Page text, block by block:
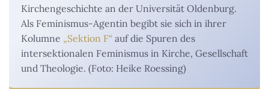
Kirchengeschichte an der Universität Oldenburg.
Als Feminismus-Agentin begibt sie sich in ihrer
Kolumne „Sektion F“ auf die Spuren des
intersektionalen Feminismus in Kirche, Gesellschaft
und Theologie. (Foto: Heike Roessing)